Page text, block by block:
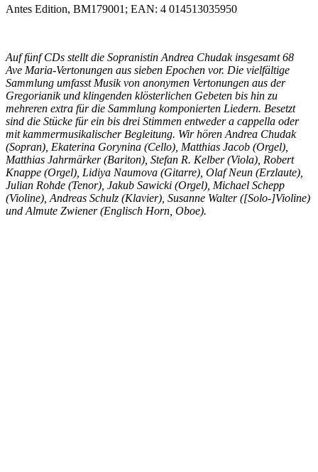
Antes Edition, BM179001; EAN: 4 014513035950
Auf fünf CDs stellt die Sopranistin Andrea Chudak insgesamt 68
Ave Maria-Vertonungen aus sieben Epochen vor. Die vielfältige
Sammlung umfasst Musik von anonymen Vertonungen aus der
Gregorianik und klingenden klösterlichen Gebeten bis hin zu
mehreren extra für die Sammlung komponierten Liedern. Besetzt
sind die Stücke für ein bis drei Stimmen entweder a cappella oder
mit kammermusikalischer Begleitung. Wir hören Andrea Chudak
(Sopran), Ekaterina Gorynina (Cello), Matthias Jacob (Orgel),
Matthias Jahrmärker (Bariton), Stefan R. Kelber (Viola), Robert
Knappe (Orgel), Lidiya Naumova (Gitarre), Olaf Neun (Erzlaute),
Julian Rohde (Tenor), Jakub Sawicki (Orgel), Michael Schepp
(Violine), Andreas Schulz (Klavier), Susanne Walter ([Solo-]Violine)
und Almute Zwiener (Englisch Horn, Oboe).